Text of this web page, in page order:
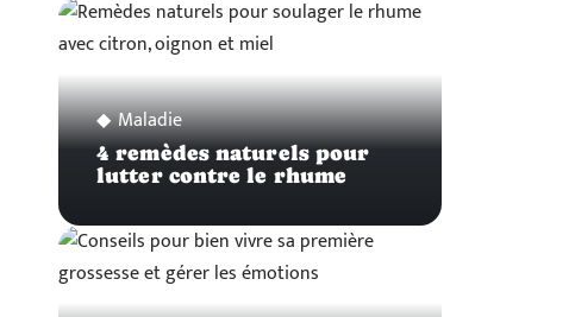
Maladie
4 remèdes naturels pour
lutter contre le rhume